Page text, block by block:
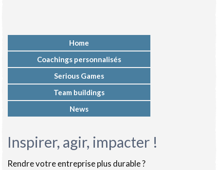
Home
Coachings personnalisés
Serious Games
Team buildings
News
Inspirer, agir, impacter !
Rendre votre entreprise plus durable ?